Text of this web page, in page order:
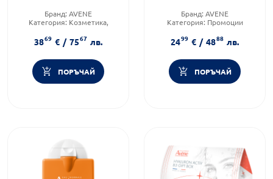
несъвършенства SPF50
Бранд: AVENE
Категория: Козметика,
Форма на продукта:
комплект
3869 € / 7567 лв.
ПОРЪЧАЙ
Бранд: AVENE
Категория: Промоции
2499 € / 4888 лв.
ПОРЪЧАЙ